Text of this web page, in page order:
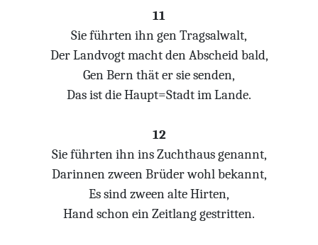
11
Sie führten ihn gen Tragsalwalt,
Der Landvogt macht den Abscheid bald,
Gen Bern thät er sie senden,
Das ist die Haupt=Stadt im Lande.
12
Sie führten ihn ins Zuchthaus genannt,
Darinnen zween Brüder wohl bekannt,
Es sind zween alte Hirten,
Hand schon ein Zeitlang gestritten.